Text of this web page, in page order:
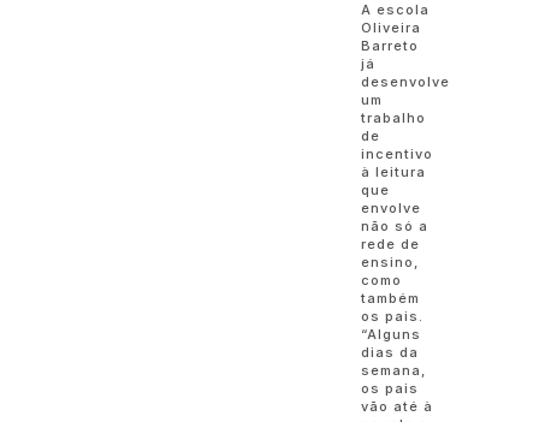
A escola
Oliveira
Barreto
já
desenvolve
um
trabalho
de
incentivo
à leitura
que
envolve
não só a
rede de
ensino,
como
também
os pais.
“Alguns
dias da
semana,
os pais
vão até à